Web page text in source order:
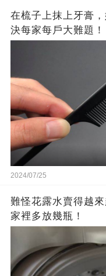
在梳子上抹上牙膏
決每家每戶大難題！
2024/07/25
難怪花露水賣得越
家裡多放幾瓶！